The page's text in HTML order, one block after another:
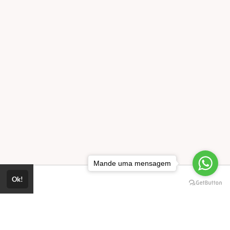
Ok!
Mande uma mensagem